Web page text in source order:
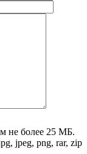
не более 25 МБ.
jpeg, png, rar, zip